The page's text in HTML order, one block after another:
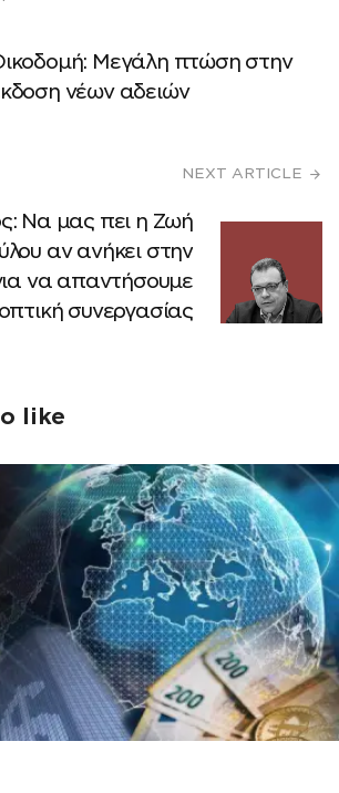
Μεγάλη πτώση στην
νέων αδειών
NEXT ARTICLE
Να μας πει η Ζωή
αν ανήκει στην
να απαντήσουμε
συνεργασίας
like